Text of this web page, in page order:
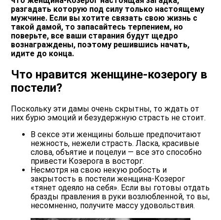
разгадать которую под силу только настоящему
мужчине. Если вы хотите связать свою жизнь с
такой дамой, то запасайтесь терпением, но
поверьте, все ваши старания будут щедро
вознаграждены, поэтому решившись начать,
идите до конца.
Что нравится женщине-козерогу в
постели?
Поскольку эти дамы очень скрытны, то ждать от
них бурю эмоций и безудержную страсть не стоит.
В сексе эти женщины больше предпочитают
нежность, нежели страсть. Ласка, красивые
слова, объятие и поцелуи — все это способно
привести Козерога в восторг.
Несмотря на свою некую робость и
закрытость в постели женщина-Козерог
«тянет одеяло на себя». Если вы готовы отдать
бразды правления в руки возлюбленной, то вы,
несомненно, получите массу удовольствия.